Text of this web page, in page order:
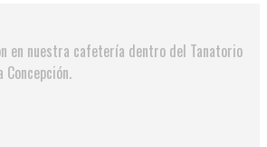
en nuestra cafetería dentro del Tanatorio
Concepción.